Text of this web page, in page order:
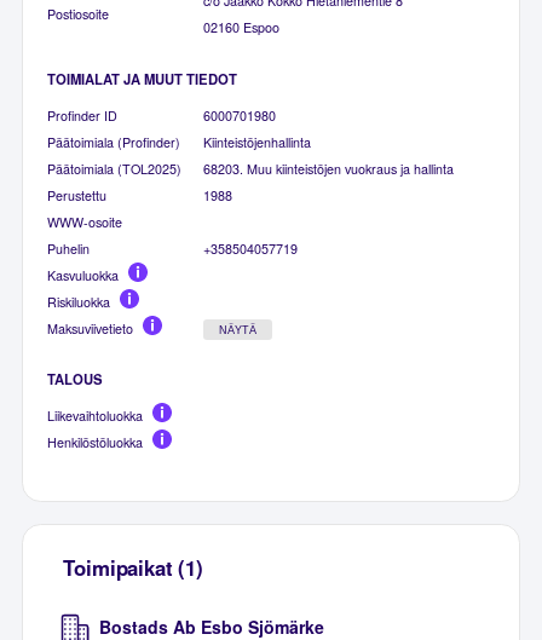
Postiosoite
02160 Espoo
TOIMIALAT JA MUUT TIEDOT
Profinder ID
6000701980
Päätoimiala (Profinder)
Kiinteistöjenhallinta
Päätoimiala (TOL2025)
68203. Muu kiinteistöjen vuokraus ja hallinta
Perustettu
1988
WWW-osoite
Puhelin
+358504057719
Kasvuluokka
Riskiluokka
Maksuviivetieto
NÄYTÄ
TALOUS
Liikevaihtoluokka
Henkilöstöluokka
Toimipaikat (1)
Bostads Ab Esbo Sjömärke